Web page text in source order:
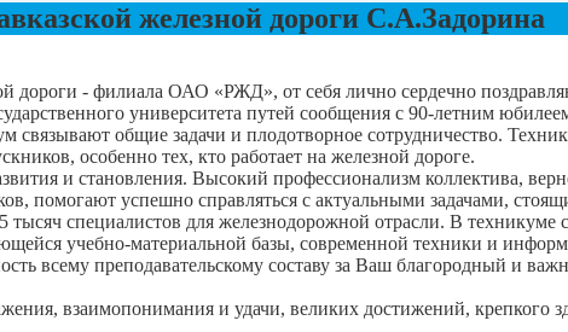
железной дороги С.А.Задорина
дороги - филиала ОАО «РЖД», от себя лично сердечно
университета путей сообщения с 90-летним
общие задачи и плодотворное сотрудничество.
особенно тех, кто работает на железной дороге.
и становления. Высокий профессионализм коллектива,
помогают успешно справляться с актуальными задачами,
специалистов для железнодорожной отрасли. В техникуме
учебно-материальной базы, современной техники и
всему преподавательскому составу за Ваш благородный и
взаимопонимания и удачи, великих достижений, крепкого